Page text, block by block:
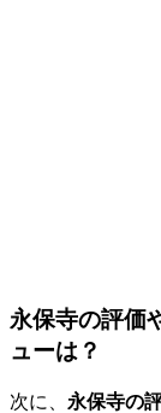
永保寺の評価
ューは？
次に、 永保寺の